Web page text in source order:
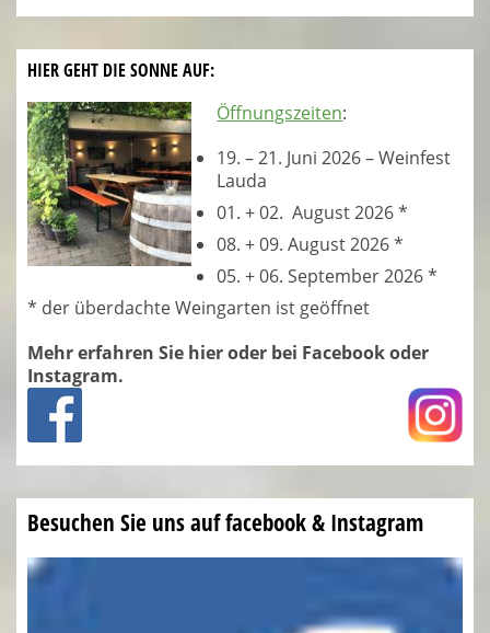
HIER GEHT DIE SONNE AUF:
Öffnungszeiten:
19. – 21. Juni 2026 – Weinfest
Lauda
01. + 02. August 2026 *
08. + 09. August 2026 *
05. + 06. September 2026 *
* der überdachte Weingarten ist geöffnet
Mehr erfahren Sie hier oder bei Facebook oder
Instagram.
Besuchen Sie uns auf facebook & Instagram